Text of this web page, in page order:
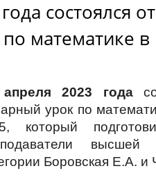
состоялся
математике в
2023 года
урок по
который
высшей
Боровская Е.А.